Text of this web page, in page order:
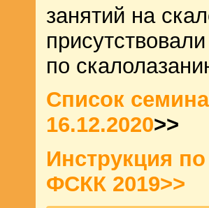
занятий на
по
Список
16.12.2020>>
Инструкция
ФСКК 2019>>